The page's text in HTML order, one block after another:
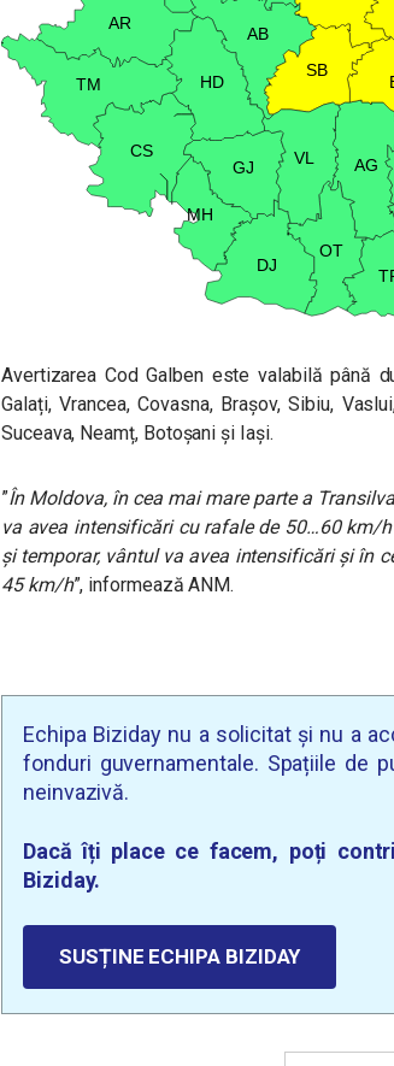
Avertizarea Cod Galben este valabilă până
Galați, Vrancea, Covasna, Brașov, Sibiu,
Suceava, Neamț, Botoșani și Iași.
”În Moldova, în cea mai mare parte a
va avea intensificări cu rafale de 50…60 km/
și temporar, vântul va avea intensificări și în
45 km/h”, informează ANM.
Echipa Biziday nu a solicitat și nu a
fonduri guvernamentale. Spațiile de
neinvazivă.
Dacă îți place ce facem, poți
Biziday.
SUSȚINE ECHIPA BIZIDAY